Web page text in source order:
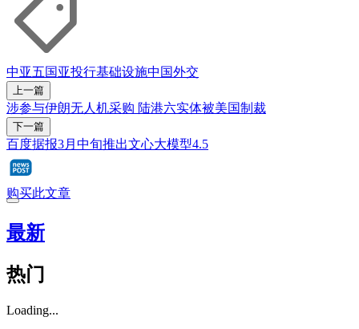
中亚五国亚投行基础设施中国外交
上一篇
涉参与伊朗无人机采购 陆港六实体被美国制裁
下一篇
百度据报3月中旬推出文心大模型4.5
购买此文章
最新
热门
Loading...